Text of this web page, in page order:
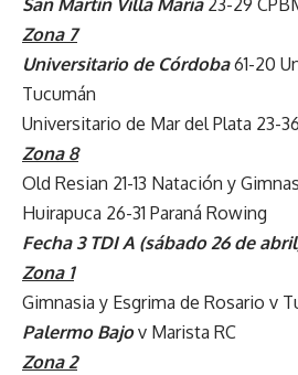
Zona 7
Universitario de Córdoba 61-20
Tucumán
Universitario de Mar del Plata 23-
Zona 8
Old Resian 21-13 Natación y
Huirapuca 26-31 Paraná Rowing
Fecha 3 TDI A (sábado 26 de
Zona 1
Gimnasia y Esgrima de Rosario v
Palermo Bajov Marista RC
Zona 2